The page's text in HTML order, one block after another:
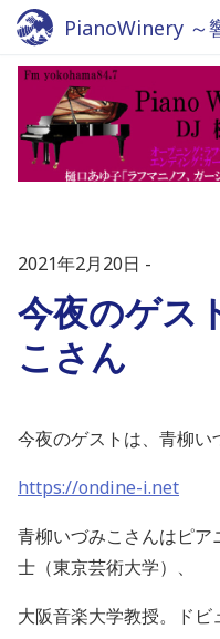
PianoWinery ～
yokohama 84.7
2021年2月20日
今夜のゲス
こさん
今夜のゲストは、青柳い
https://ondine-i.net
青柳いづみこさんはピア
士（東京芸術大学）、
大阪音楽大学教授。ドビ